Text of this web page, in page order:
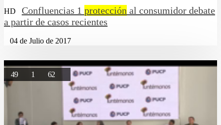
HD Confluencias 1 protección al consumidor debate
a partir de casos recientes
04 de Julio de 2017
49 1 62